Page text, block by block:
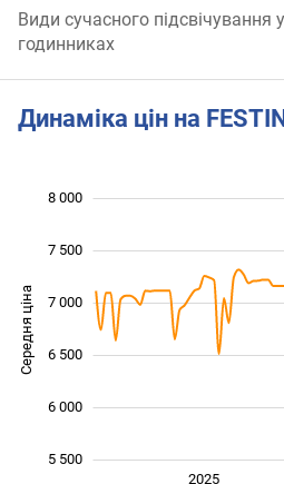
Види сучасного підсвічування
годинниках
Динаміка цін на
Середня ціна
5 500
6 000
6 500
7 000
7 500
8 000
2025